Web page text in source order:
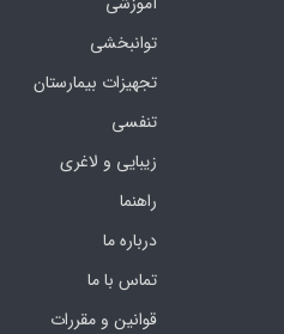
توانبخشی
تجهیزات بیمارستان
تنفسی
زیبایی و لاغری
راهنما
درباره ما
تماس با ما
قوانین و مقررات